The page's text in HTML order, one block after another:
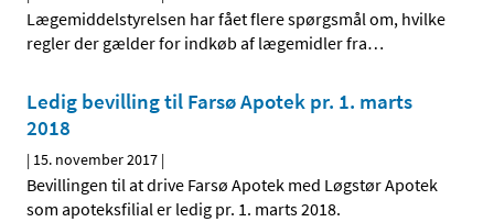
Lægemiddelstyrelsen har fået flere spørgsmål om, hvilke
regler der gælder for indkøb af lægemidler fra…
Ledig bevilling til Farsø Apotek pr. 1. marts
2018
| 15. november 2017 |
Bevillingen til at drive Farsø Apotek med Løgstør Apotek
som apoteksfilial er ledig pr. 1. marts 2018.